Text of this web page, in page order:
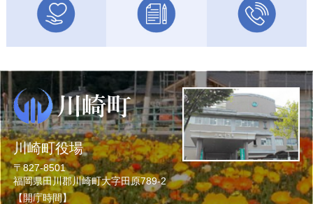
川崎町役場
〒827-8501
福岡県田川郡川崎町大字田原789-2
【開庁時間】